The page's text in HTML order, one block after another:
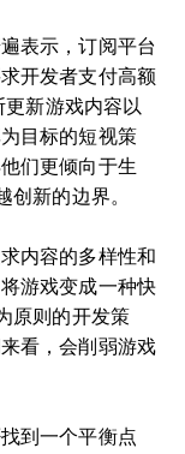
表示，订阅平台
开发者支付高额
更新游戏内容以
目标的短视策
们更倾向于生
创新的边界。
内容的多样性和
游戏变成一种快
原则的开发策
看，会削弱游戏
到一个平衡点